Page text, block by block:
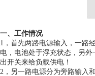
一、工作情况
1 ，首先两路电源输入，一
电，电池处于浮充状态，另
出开关来给负载供电！
2 ，另一路电源分为旁路输